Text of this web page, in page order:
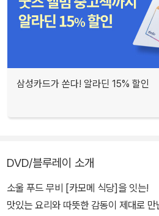
삼성카드가 쏜다! 알라딘 15% 할인
DVD/블루레이 소개
소울 푸드 무비 [카모메 식당]을 잇는!
맛있는 요리와 따뜻한 감동이 제대로